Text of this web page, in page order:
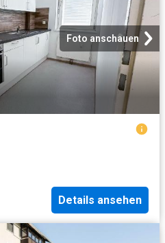
Foto anschauen
Details ansehen